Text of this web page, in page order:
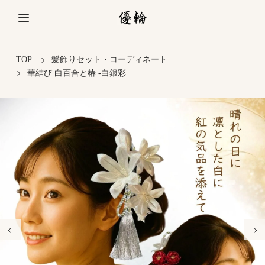
TOP
髪飾りセット・コーディネート
華結び 白百合と椿 -白銀彩